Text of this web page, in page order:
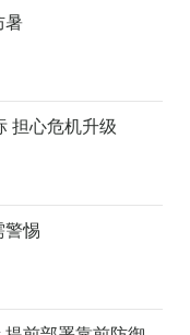
暑
担心危机升级
警惕